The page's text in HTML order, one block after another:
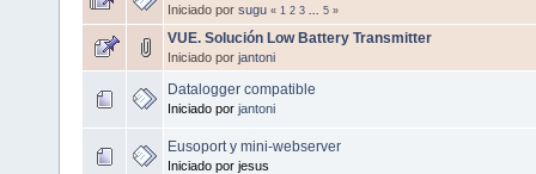
Iniciado por sugu « 1 2 3 5 »
VUE. Solución Low Battery Transmitter
Iniciado por jantoni
Datalogger compatible
Iniciado por jantoni
Eusoport y mini-webserver
Iniciado por jesus